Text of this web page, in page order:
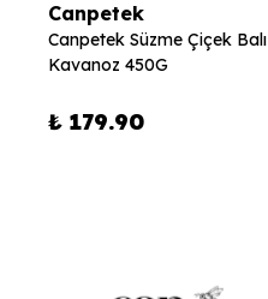
Canpetek
Canpetek Süzme Çiçek Balı
Kavanoz 450G
₺ 179.90